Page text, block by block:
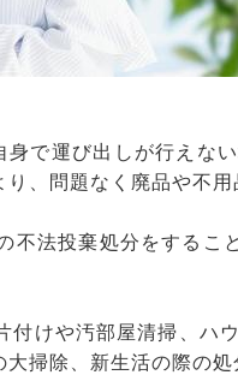
で運び出しが行えな
、問題なく廃品や不用
不法投棄処分をするこ
けや汚部屋清掃、ハ
掃除、新生活の際の処